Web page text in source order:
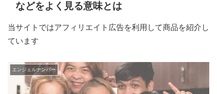
などをよく見る意味とは
当サイトではアフィリエイト広告を利用して商品を紹介し
ています
エンジェルナンバー